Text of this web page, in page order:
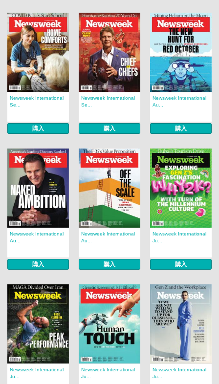
Newsweek International
Se...
購入
Newsweek International
Se...
購入
Newsweek International
Au...
購入
Newsweek International
Au...
購入
Newsweek International
Au...
購入
Newsweek International
Ju...
購入
Newsweek International
Ju...
Newsweek International
Ju...
Newsweek International
Ju...